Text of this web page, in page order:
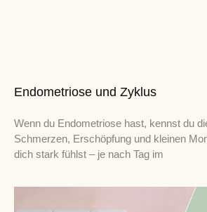
Endometriose und Zyklus
Wenn du Endometriose hast, kennst du
Schmerzen, Erschöpfung und kleinen
dich stark fühlst – je nach Tag im